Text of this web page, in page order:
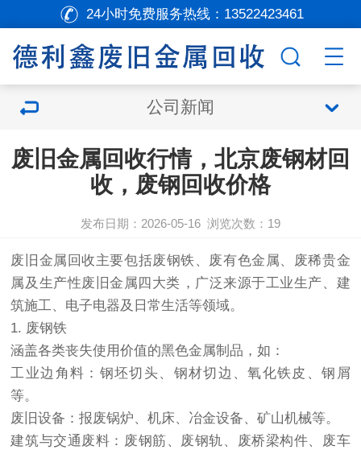
24小时免费服务热线： 13522423461
公司新闻
废旧金属回收行情，北京废钢材回
收，废钢回收价格
发布日期：2026-05-16 浏览次数： 19
废旧 金属回收主要包括废钢铁、废有色金属、废稀贵金
属及生产性废旧金属四大类‌，广泛来源于工业生产、建
筑施工、电子电器及日常生活等领域。
1. ‌废钢铁‌
涵盖各类丧失使用价值的黑色金属制品，如：
工业边角料：钢坯切头、钢材切边、氧化铁皮、钢屑
等。
废旧设备：报废锅炉、机床、冶金设备、矿山机械等。
建筑与交通废料：废钢筋、废钢轨、废桥梁构件、废车